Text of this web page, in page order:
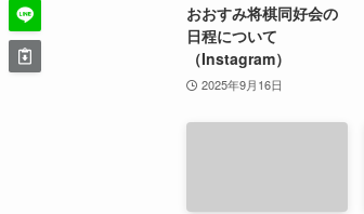
おおすみ将棋同好会の
日程について
（Instagram）
2025年9月16日